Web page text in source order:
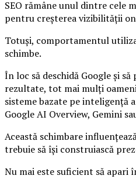
SEO rămâne unul dintre cele
pentru creșterea vizibilității
Totuși, comportamentul
schimbe.
În loc să deschidă Google și
rezultate, tot mai mulți
sisteme bazate pe inteligență
Google AI Overview, Gemini
Această schimbare
trebuie să își construiască
Nu mai este suficient să apari